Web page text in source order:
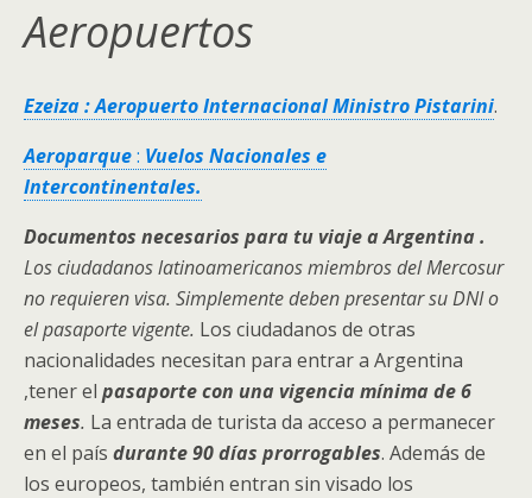
Aeropuertos
Ezeiza : Aeropuerto Internacional Ministro Pistarini.
Aeroparque: Vuelos Nacionales e
Intercontinentales.
Documentos necesarios para tu viaje a Argentina .
Los ciudadanos latinoamericanos miembros del Mercosur
no requieren visa. Simplemente deben presentar su DNI o
el pasaporte vigente. Los ciudadanos de otras
nacionalidades necesitan para entrar a Argentina
,tener el pasaporte con una vigencia mínima de 6
meses. La entrada de turista da acceso a permanecer
en el país durante 90 días prorrogables. Además de
los europeos, también entran sin visado los